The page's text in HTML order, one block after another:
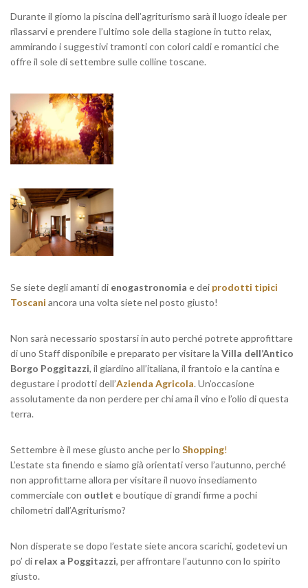
Durante il giorno la piscina dell’agriturismo sarà il luogo ideale per
rilassarvi e prendere l’ultimo sole della stagione in tutto relax,
ammirando i suggestivi tramonti con colori caldi e romantici che
offre il sole di settembre sulle colline toscane.
Se siete degli amanti di enogastronomia e dei prodotti tipici
Toscani ancora una volta siete nel posto giusto!
Non sarà necessario spostarsi in auto perché potrete approfittare
di uno Staff disponibile e preparato per visitare la Villa dell’Antico
Borgo Poggitazzi, il giardino all’italiana, il frantoio e la cantina e
degustare i prodotti dell’Azienda Agricola. Un’occasione
assolutamente da non perdere per chi ama il vino e l’olio di questa
terra.
Settembre è il mese giusto anche per lo Shopping!
L’estate sta finendo e siamo già orientati verso l’autunno, perché
non approfittarne allora per visitare il nuovo insediamento
commerciale con outlet e boutique di grandi firme a pochi
chilometri dall’Agriturismo?
Non disperate se dopo l’estate siete ancora scarichi, godetevi un
po’ di relax a Poggitazzi, per affrontare l’autunno con lo spirito
giusto.